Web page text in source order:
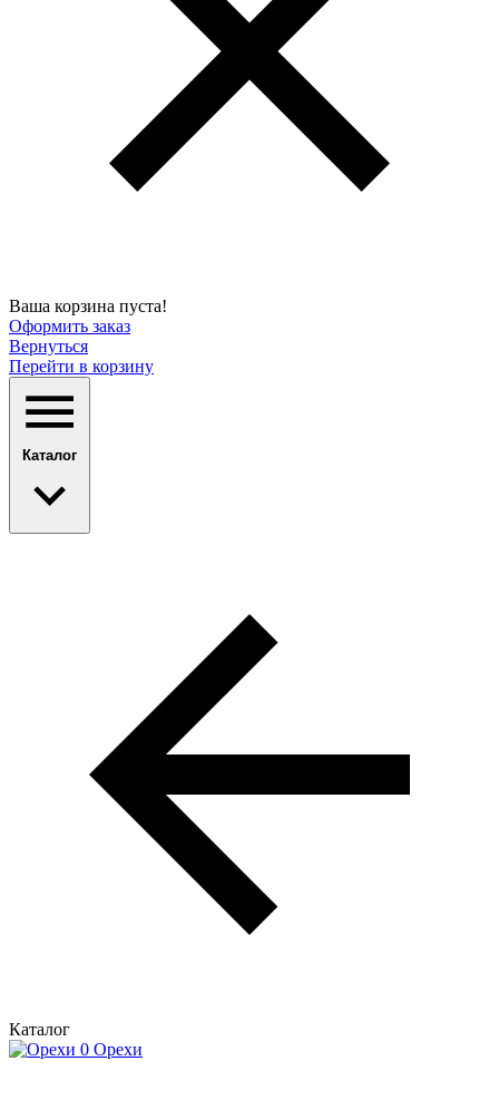
Ваша корзина пуста!
Оформить заказ
Вернуться
Перейти в корзину
Каталог
Каталог
Орехи